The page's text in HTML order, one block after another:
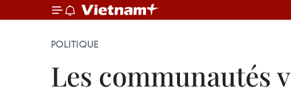
POLITIQUE
Les communautés